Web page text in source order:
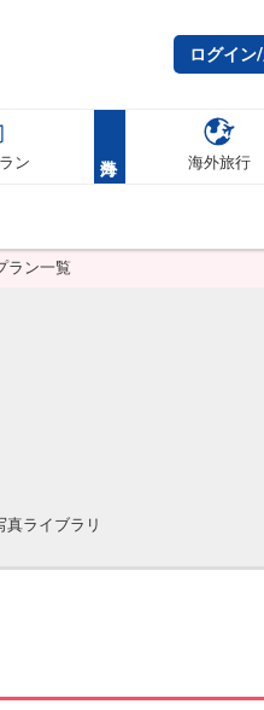
ログイン
ン 海外旅行
ラン一覧
真ライブラリ